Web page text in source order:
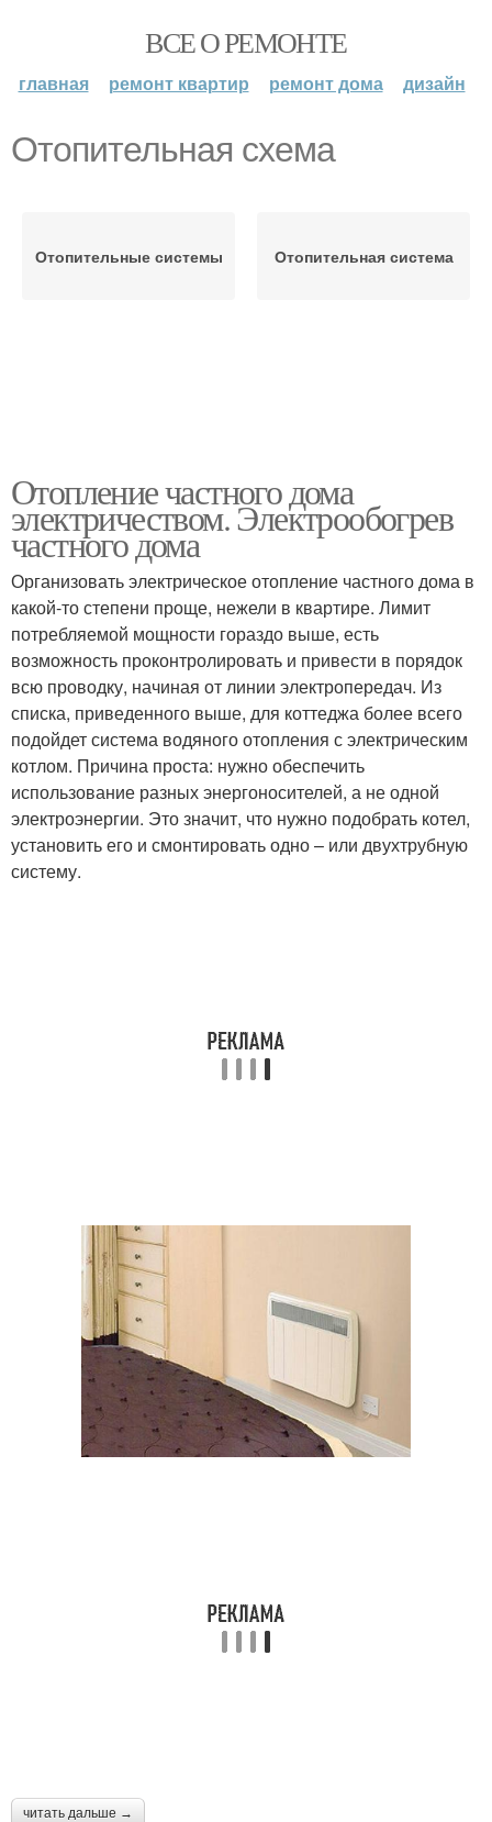
ВСЕ О РЕМОНТЕ
главная ремонт квартир ремонт дома дизайн
Отопительная схема
Отопительные системы Отопительная система
Отопление частного дома
электричеством. Электрообогрев
частного дома
Организовать электрическое отопление частного дома в
какой-то степени проще, нежели в квартире. Лимит
потребляемой мощности гораздо выше, есть
возможность проконтролировать и привести в порядок
всю проводку, начиная от линии электропередач. Из
списка, приведенного выше, для коттеджа более всего
подойдет система водяного отопления с электрическим
котлом. Причина проста: нужно обеспечить
использование разных энергоносителей, а не одной
электроэнергии. Это значит, что нужно подобрать котел,
установить его и смонтировать одно – или двухтрубную
систему.
читать дальше →